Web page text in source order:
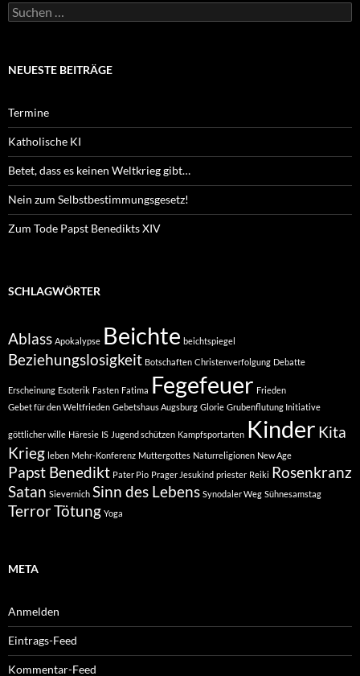
Suchen
nach:
NEUESTE BEITRÄGE
Termine
Katholische KI
Betet, dass es keinen Weltkrieg gibt…
Nein zum Selbstbestimmungsgesetz!
Zum Tode Papst Benedikts XIV
SCHLAGWÖRTER
Ablass Apokalypse Beichte beichtspiegel
Beziehungslosigkeit Botschaften Christenverfolgung Debatte
Erscheinung Esoterik Fasten Fatima Fegefeuer Frieden
Gebet für den Weltfrieden Gebetshaus Augsburg Glorie Grubenflutung Initiative
göttlicher wille Häresie IS Jugend schützen Kampfsportarten Kinder Kita
Krieg leben Mehr-Konferenz Muttergottes Naturreligionen New Age
Papst Benedikt Pater Pio Prager Jesukind priester Reiki Rosenkranz
Satan Sievernich Sinn des Lebens Synodaler Weg Sühnesamstag
TerrorTötung Yoga
META
Anmelden
Eintrags-Feed
Kommentar-Feed